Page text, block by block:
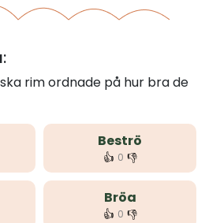
rim ordnade på hur bra de
Beströ
👍 0 👎
Bröa
👍 0 👎